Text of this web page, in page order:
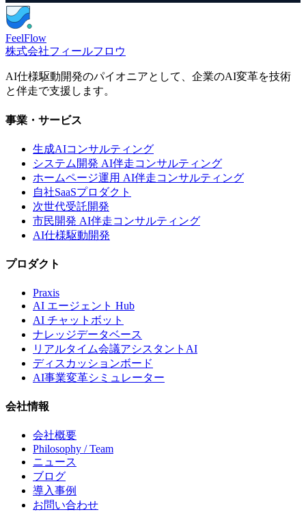
FeelFlow
株式会社フィールフロウ
AI仕様駆動開発のパイオニアとして、企業のAI変革を技術
と伴走で支援します。
事業・サービス
生成AIコンサルティング
システム開発 AI伴走コンサルティング
ホームページ運用 AI伴走コンサルティング
自社SaaSプロダクト
次世代受託開発
市民開発 AI伴走コンサルティング
AI仕様駆動開発
プロダクト
Praxis
AI エージェント Hub
AI チャットボット
ナレッジデータベース
リアルタイム会議アシスタントAI
ディスカッションボード
AI事業変革シミュレーター
会社情報
会社概要
Philosophy / Team
ニュース
ブログ
導入事例
お問い合わせ